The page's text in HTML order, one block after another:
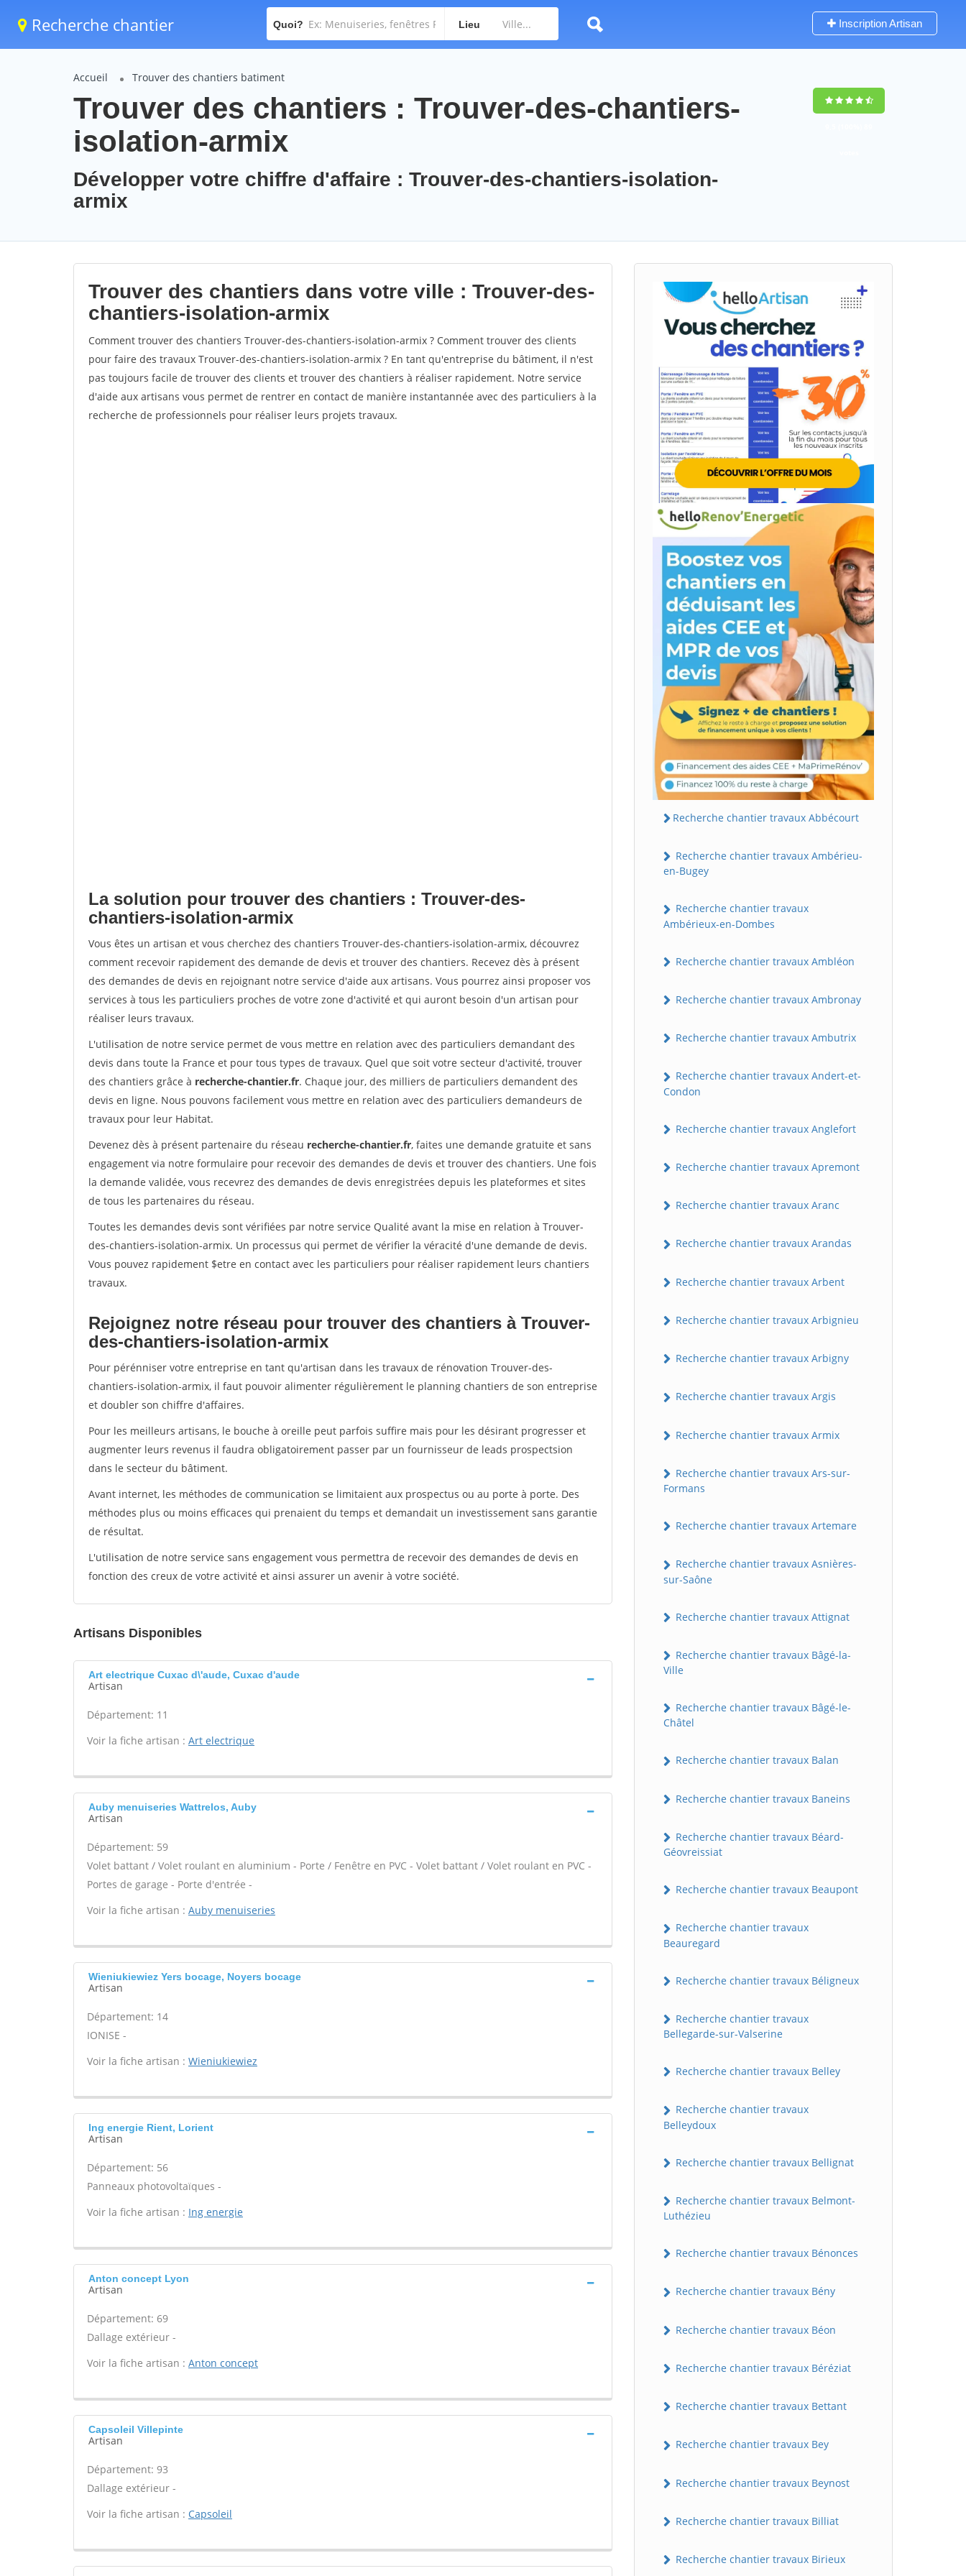
Recherche chantier Quoi? Lieu Inscription Artisan
Accueil Trouver des chantiers batiment
Trouver des chantiers : Trouver-des-chantiers-
isolation-armix
Développer votre chiffre d'affaire : Trouver-des-chantiers-isolation-
armix
Trouver des chantiers dans votre ville : Trouver-des-
chantiers-isolation-armix
Comment trouver des chantiers Trouver-des-chantiers-isolation-armix ? Comment trouver des clients
pour faire des travaux Trouver-des-chantiers-isolation-armix ? En tant qu'entreprise du bâtiment, il n'est
pas toujours facile de trouver des clients et trouver des chantiers à réaliser rapidement. Notre service
d'aide aux artisans vous permet de rentrer en contact de manière instantannée avec des particuliers à la
recherche de professionnels pour réaliser leurs projets travaux.
La solution pour trouver des chantiers : Trouver-des-
chantiers-isolation-armix
Vous êtes un artisan et vous cherchez des chantiers Trouver-des-chantiers-isolation-armix, découvrez
comment recevoir rapidement des demande de devis et trouver des chantiers. Recevez dès à présent
des demandes de devis en rejoignant notre service d'aide aux artisans. Vous pourrez ainsi proposer vos
services à tous les particuliers proches de votre zone d'activité et qui auront besoin d'un artisan pour
réaliser leurs travaux.
L'utilisation de notre service permet de vous mettre en relation avec des particuliers demandant des
devis dans toute la France et pour tous types de travaux. Quel que soit votre secteur d'activité, trouver
des chantiers grâce à recherche-chantier.fr. Chaque jour, des milliers de particuliers demandent des
devis en ligne. Nous pouvons facilement vous mettre en relation avec des particuliers demandeurs de
travaux pour leur Habitat.
Devenez dès à présent partenaire du réseau recherche-chantier.fr, faites une demande gratuite et sans
engagement via notre formulaire pour recevoir des demandes de devis et trouver des chantiers. Une fois
la demande validée, vous recevrez des demandes de devis enregistrées depuis les plateformes et sites
de tous les partenaires du réseau.
Toutes les demandes devis sont vérifiées par notre service Qualité avant la mise en relation à Trouver-
des-chantiers-isolation-armix. Un processus qui permet de vérifier la véracité d'une demande de devis.
Vous pouvez rapidement $etre en contact avec les particuliers pour réaliser rapidement leurs chantiers
travaux.
Rejoignez notre réseau pour trouver des chantiers à Trouver-
des-chantiers-isolation-armix
Pour pérénniser votre entreprise en tant qu'artisan dans les travaux de rénovation Trouver-des-
chantiers-isolation-armix, il faut pouvoir alimenter régulièrement le planning chantiers de son entreprise
et doubler son chiffre d'affaires.
Pour les meilleurs artisans, le bouche à oreille peut parfois suffire mais pour les désirant progresser et
augmenter leurs revenus il faudra obligatoirement passer par un fournisseur de leads prospectsion
dans le secteur du bâtiment.
Avant internet, les méthodes de communication se limitaient aux prospectus ou au porte à porte. Des
méthodes plus ou moins efficaces qui prenaient du temps et demandait un investissement sans garantie
de résultat.
L'utilisation de notre service sans engagement vous permettra de recevoir des demandes de devis en
fonction des creux de votre activité et ainsi assurer un avenir à votre société.
Artisans Disponibles
Art electrique Cuxac d\'aude, Cuxac d'aude
Artisan
Département: 11
Voir la fiche artisan : Art electrique
Auby menuiseries Wattrelos, Auby
Artisan
Département: 59
Volet battant / Volet roulant en aluminium - Porte / Fenêtre en PVC - Volet battant / Volet roulant en PVC -
Portes de garage - Porte d'entrée -
Voir la fiche artisan : Auby menuiseries
Wieniukiewiez Yers bocage, Noyers bocage
Artisan
Département: 14
IONISE -
Voir la fiche artisan : Wieniukiewiez
Ing energie Rient, Lorient
Artisan
Département: 56
Panneaux photovoltaïques -
Voir la fiche artisan : Ing energie
Anton concept Lyon
Artisan
Département: 69
Dallage extérieur -
Voir la fiche artisan : Anton concept
Capsoleil Villepinte
Artisan
Département: 93
Dallage extérieur -
Voir la fiche artisan : Capsoleil
Recherche chantier travaux Abbécourt
Recherche chantier travaux Ambérieu-
en-Bugey
Recherche chantier travaux
Ambérieux-en-Dombes
Recherche chantier travaux Ambléon
Recherche chantier travaux Ambronay
Recherche chantier travaux Ambutrix
Recherche chantier travaux Andert-et-
Condon
Recherche chantier travaux Anglefort
Recherche chantier travaux Apremont
Recherche chantier travaux Aranc
Recherche chantier travaux Arandas
Recherche chantier travaux Arbent
Recherche chantier travaux Arbignieu
Recherche chantier travaux Arbigny
Recherche chantier travaux Argis
Recherche chantier travaux Armix
Recherche chantier travaux Ars-sur-
Formans
Recherche chantier travaux Artemare
Recherche chantier travaux Asnières-
sur-Saône
Recherche chantier travaux Attignat
Recherche chantier travaux Bâgé-la-
Ville
Recherche chantier travaux Bâgé-le-
Châtel
Recherche chantier travaux Balan
Recherche chantier travaux Baneins
Recherche chantier travaux Béard-
Géovreissiat
Recherche chantier travaux Beaupont
Recherche chantier travaux
Beauregard
Recherche chantier travaux Béligneux
Recherche chantier travaux
Bellegarde-sur-Valserine
Recherche chantier travaux Belley
Recherche chantier travaux
Belleydoux
Recherche chantier travaux Bellignat
Recherche chantier travaux Belmont-
Luthézieu
Recherche chantier travaux Bénonces
Recherche chantier travaux Bény
Recherche chantier travaux Béon
Recherche chantier travaux Béréziat
Recherche chantier travaux Bettant
Recherche chantier travaux Bey
Recherche chantier travaux Beynost
Recherche chantier travaux Billiat
Recherche chantier travaux Birieux